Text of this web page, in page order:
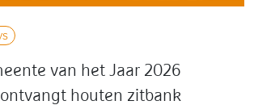
van het Jaar 2026
houten zitbank